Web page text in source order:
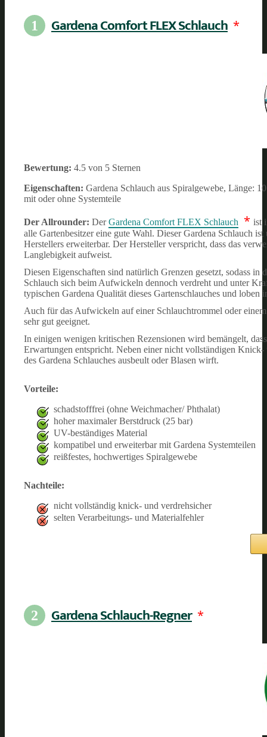
1 Gardena Comfort FLEX Schlauch *
Bewertung: 4.5 von 5 Sternen
Eigenschaften: Gardena Schlauch aus Spiralgewebe, Länge:
mit oder ohne Systemteile
Der Allrounder: DerGardena Comfort FLEX Schlauch * ist
alle Gartenbesitzer eine gute Wahl. Dieser Gardena Schlauch
Herstellers erweiterbar. Der Hersteller verspricht, dass das
Langlebigkeit aufweist.
Diesen Eigenschaften sind natürlich Grenzen gesetzt, sodass
Schlauch sich beim Aufwickeln dennoch verdreht und unter
typischen Gardena Qualität dieses Gartenschlauches und
Auch für das Aufwickeln auf einer Schlauchtrommel oder
sehr gut geeignet.
In einigen wenigen kritischen Rezensionen wird bemängelt,
Erwartungen entspricht. Neben einer nicht vollständigen
des Gardena Schlauches ausbeult oder Blasen wirft.
Vorteile:
schadstofffrei (ohne Weichmacher/ Phthalat)
hoher maximaler Berstdruck (25 bar)
UV-beständiges Material
kompatibel und erweiterbar mit Gardena Systemteilen
reißfestes, hochwertiges Spiralgewebe
Nachteile:
nicht vollständig knick- und verdrehsicher
selten Verarbeitungs- und Materialfehler
2 Gardena Schlauch-Regner *